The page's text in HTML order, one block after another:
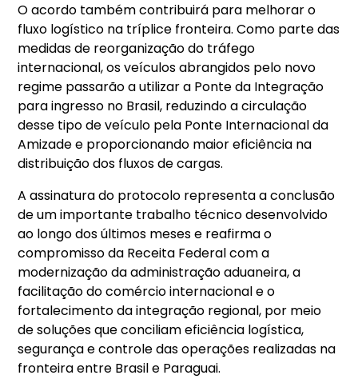
O acordo também contribuirá para melhorar o
fluxo logístico na tríplice fronteira. Como parte das
medidas de reorganização do tráfego
internacional, os veículos abrangidos pelo novo
regime passarão a utilizar a Ponte da Integração
para ingresso no Brasil, reduzindo a circulação
desse tipo de veículo pela Ponte Internacional da
Amizade e proporcionando maior eficiência na
distribuição dos fluxos de cargas.
A assinatura do protocolo representa a conclusão
de um importante trabalho técnico desenvolvido
ao longo dos últimos meses e reafirma o
compromisso da Receita Federal com a
modernização da administração aduaneira, a
facilitação do comércio internacional e o
fortalecimento da integração regional, por meio
de soluções que conciliam eficiência logística,
segurança e controle das operações realizadas na
fronteira entre Brasil e Paraguai.